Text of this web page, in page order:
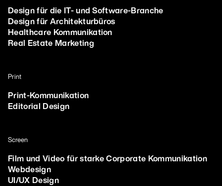
Design für die IT- und Software-Branche
Design für Architekturbüros
Healthcare Kommunikation
Real Estate Marketing
Print
Print-Kommunikation
Editorial Design
Screen
Film und Video für starke Corporate Kommunikation
Webdesign
UI/UX Design